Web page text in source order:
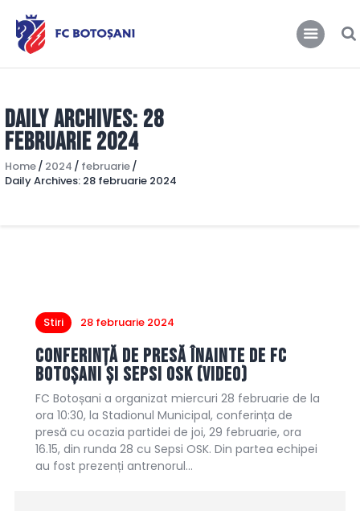
Daily Archives: 28
februarie 2024
Home 2024
februarie
Daily Archives: 28 februarie 2024
Club
Stiri
Magazin FCBT
Abonamente/Bilete
FCBT TV
Stiri 28 februarie 2024
Conferință de presă înainte de FC
Botoșani și Sepsi OSK (video)
FC Botoșani a organizat miercuri 28 februarie de la
ora 10:30, la Stadionul Municipal, conferința de
presă cu ocazia partidei de joi, 29 februarie, ora
16.15, din runda 28 cu Sepsi OSK. Din partea echipei
au fost prezenți antrenorul…